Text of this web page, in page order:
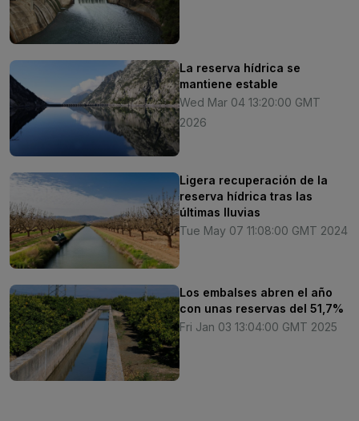
La reserva hídrica se
mantiene estable
Wed Mar 04 13:20:00 GMT
2026
Ligera recuperación de la
reserva hídrica tras las
últimas lluvias
Tue May 07 11:08:00 GMT 2024
Los embalses abren el año
con unas reservas del 51,7%
Fri Jan 03 13:04:00 GMT 2025